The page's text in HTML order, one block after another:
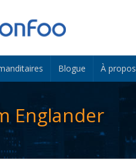
Blogue À propos
Englander